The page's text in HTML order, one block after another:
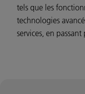
tels que les
technologies
services, en